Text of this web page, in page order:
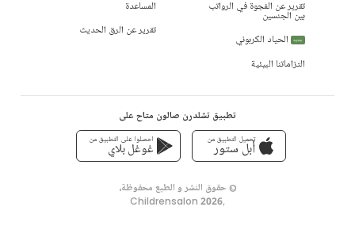
تقرير عن الفجوة في الرواتب
بين الجنسين
جديد
الحياد الكربوني
التزاماتنا البيئية
المساعدة
تقرير عن الرق الحديث
تطبيق تشلدرن صالون متاح على
تحميل التطبيق من
أبل ستور
احصلوا على التطبيق من
غوغل بلاي
© حقوق النشر و الطبع محفوظة،
,
Childrensalon 2026